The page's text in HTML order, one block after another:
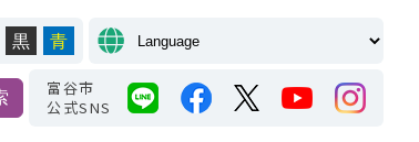
黒 青
富谷市
公式SNS